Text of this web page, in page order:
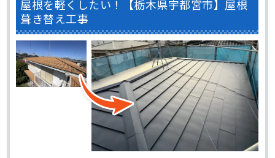
屋根を軽くしたい！【栃木県宇都宮市】屋根
葺き替え工事